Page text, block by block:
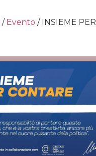
/ Evento / INSIEME